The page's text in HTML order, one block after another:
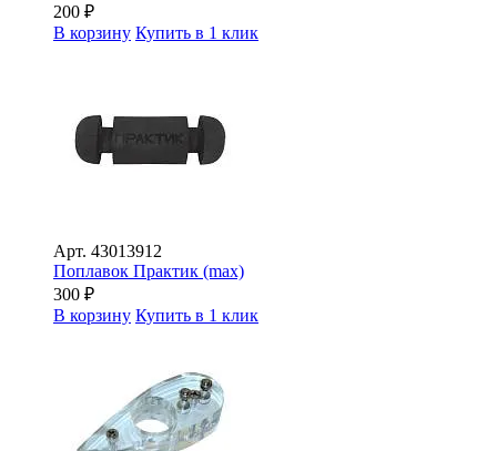
200 ₽
В корзину Купить в 1 клик
Арт. 43013912
Поплавок Практик (max)
300 ₽
В корзину Купить в 1 клик